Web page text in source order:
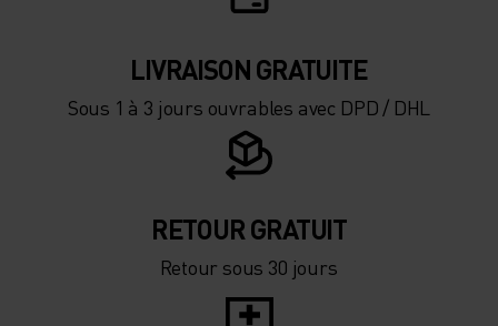
LIVRAISON GRATUITE
Sous 1 à 3 jours ouvrables avec DPD / DHL
RETOUR GRATUIT
Retour sous 30 jours